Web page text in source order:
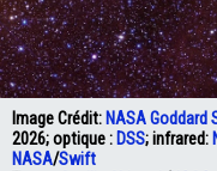
Image Crédit: NASA Goddard
2026; optique : DSS; infrared:
NASA/Swift